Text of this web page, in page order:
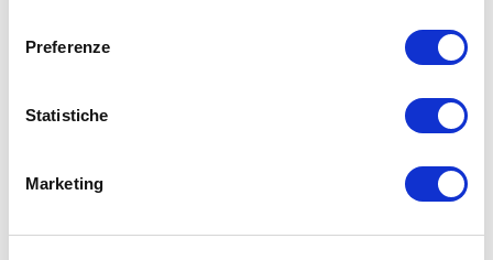
Preferenze
Statistiche
Marketing
ALLENATI CON ME!